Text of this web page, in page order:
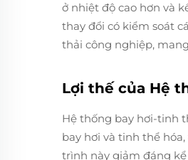
ở nhiệt độ cao hơn và
thay đổi có kiểm soát
thải công nghiệp,
Lợi thế của Hệ
Hệ thống bay hơi-tinh
bay hơi và tinh thể
trình này giảm đáng